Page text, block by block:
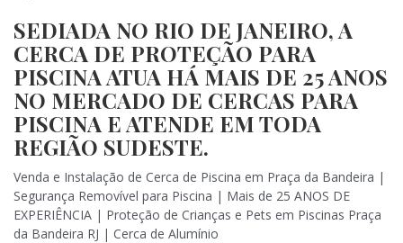
SEDIADA NO RIO DE JANEIRO, A
CERCA DE PROTEÇÃO PARA
PISCINA ATUA HÁ MAIS DE 25 ANOS
NO MERCADO DE CERCAS PARA
PISCINA E ATENDE EM TODA
REGIÃO SUDESTE.
Venda e Instalação de Cerca de Piscina em Praça da Bandeira |
Segurança Removível para Piscina | Mais de 25 ANOS DE
EXPERIÊNCIA | Proteção de Crianças e Pets em Piscinas Praça
da Bandeira RJ | Cerca de Alumínio